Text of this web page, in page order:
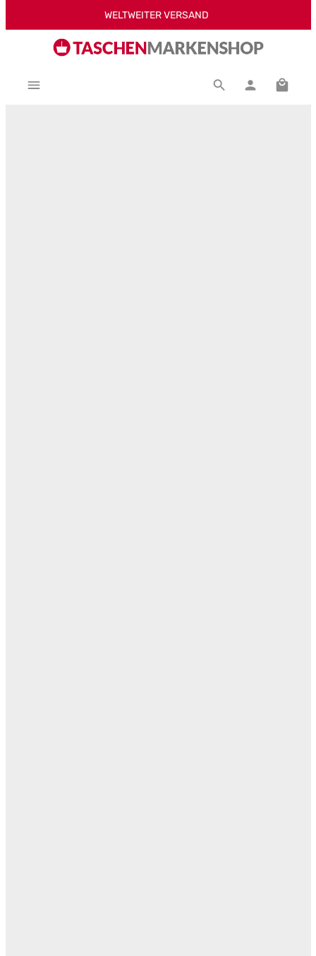
Zum Hauptinhalt springenWELTWEITER VERSAND